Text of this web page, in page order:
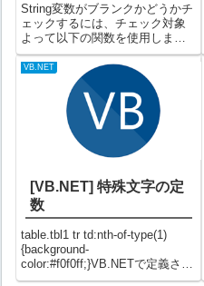
String変数がブランクかどうかチ
ェックするには、チェック対象
よって以下の関数を使用しま
す。①Nothingだけ判断したい場
合 →Is Nothing②Nothingと空
文字（""）だけ判断したい場合
→String.IsNullOrEm...
VB.NET
[VB.NET] 特殊文字の定
数
table.tbl1 tr td:nth-of-type(1)
{background-
color:#f0f0ff;}VB.NETで定義され
ている特殊文字の定数です。特